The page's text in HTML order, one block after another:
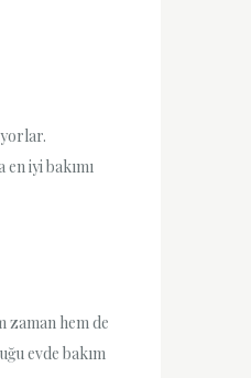
iyi bakımı
zaman hem de
evde bakım